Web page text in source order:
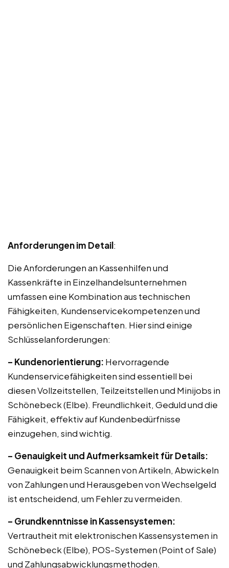
Anforderungen im Detail:
Die Anforderungen an Kassenhilfen und
Kassenkräfte in Einzelhandelsunternehmen
umfassen eine Kombination aus technischen
Fähigkeiten, Kundenservicekompetenzen und
persönlichen Eigenschaften. Hier sind einige
Schlüsselanforderungen:
– Kundenorientierung: Hervorragende
Kundenservicefähigkeiten sind essentiell bei
diesen Vollzeitstellen, Teilzeitstellen und Minijobs in
Schönebeck (Elbe). Freundlichkeit, Geduld und die
Fähigkeit, effektiv auf Kundenbedürfnisse
einzugehen, sind wichtig.
– Genauigkeit und Aufmerksamkeit für Details:
Genauigkeit beim Scannen von Artikeln, Abwickeln
von Zahlungen und Herausgeben von Wechselgeld
ist entscheidend, um Fehler zu vermeiden.
– Grundkenntnisse in Kassensystemen:
Vertrautheit mit elektronischen Kassensystemen in
Schönebeck (Elbe), POS-Systemen (Point of Sale)
und Zahlungsabwicklungsmethoden.